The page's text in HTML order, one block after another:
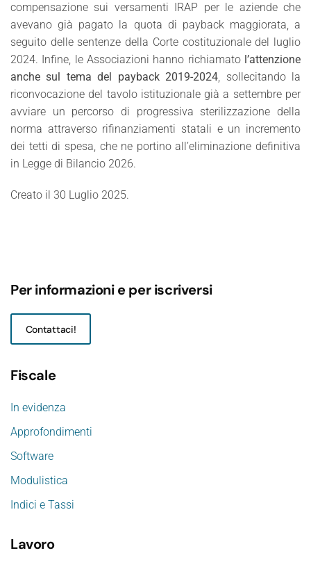
compensazione sui versamenti IRAP per le aziende che
avevano già pagato la quota di payback maggiorata, a
seguito delle sentenze della Corte costituzionale del luglio
2024. Infine, le Associazioni hanno richiamato l’attenzione
anche sul tema del payback 2019-2024, sollecitando la
riconvocazione del tavolo istituzionale già a settembre per
avviare un percorso di progressiva sterilizzazione della
norma attraverso rifinanziamenti statali e un incremento
dei tetti di spesa, che ne portino all’eliminazione definitiva
in Legge di Bilancio 2026.
Creato il 30 Luglio 2025.
Per informazioni e per iscriversi
Contattaci!
Fiscale
In evidenza
Approfondimenti
Software
Modulistica
Indici e Tassi
Lavoro